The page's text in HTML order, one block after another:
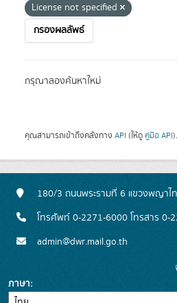
License not specified
กรองผลลัพธ์
กรุณาลองค้นหาใหม่
คุณสามารถเข้าถึงคลังทาง API (ให้ดู คู่มือ API).
180/3 ถนนพระรามที่ 6 แขวงพญาไ
โทรศัพท์ 0-2271-6000 โทรสาร 0-
admin@dwr.mail.go.th
ภาษา